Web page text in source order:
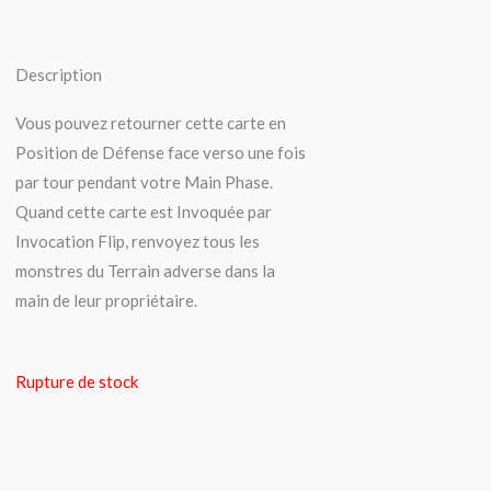
Description
Vous pouvez retourner cette carte en
Position de Défense face verso une fois
par tour pendant votre Main Phase.
Quand cette carte est Invoquée par
Invocation Flip, renvoyez tous les
monstres du Terrain adverse dans la
main de leur propriétaire.
Rupture de stock